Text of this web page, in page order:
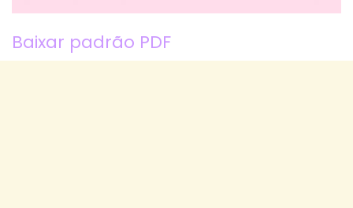
Baixar padrão PDF